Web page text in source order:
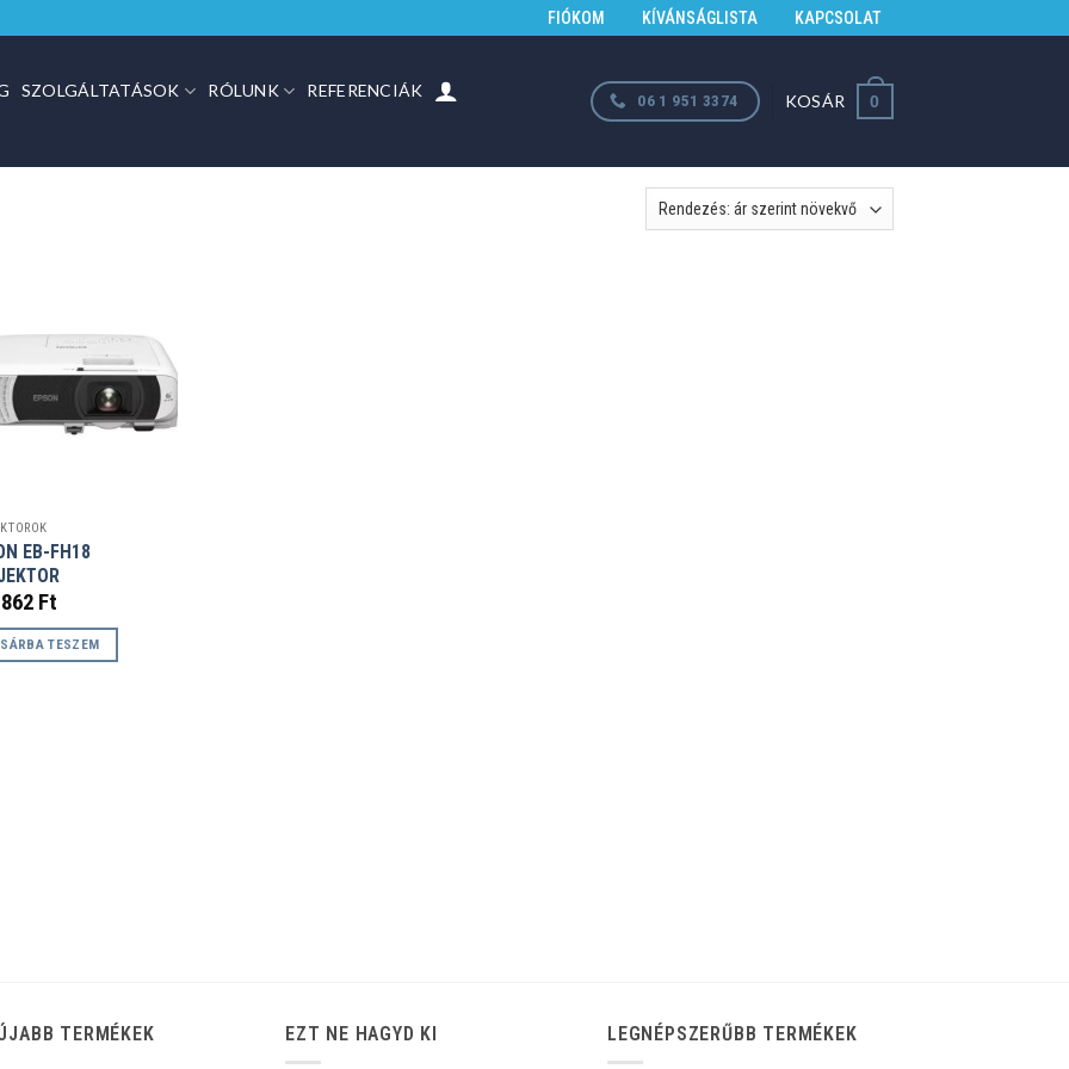
FIÓKOM KÍVÁNSÁGLISTA KAPCSOLAT
SZOLGÁLTATÁSOK RÓLUNK REFERENCIÁK 06 1 951 3374 KOSÁR 0
EB-FH18
Ft
TESZEM
TERMÉKEK EZT NE HAGYD KI LEGNÉPSZERŰBB TERMÉKEK